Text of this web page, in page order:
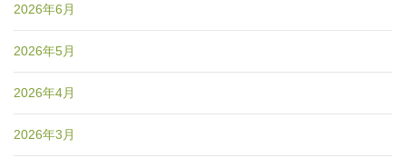
2026年6月
2026年5月
2026年4月
2026年3月